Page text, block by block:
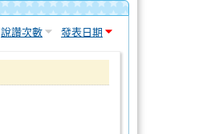
說讚次數 發表日期